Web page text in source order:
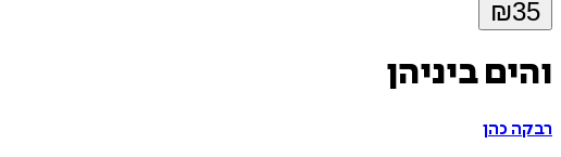
₪35
והים ביניהן
רבקה כהן